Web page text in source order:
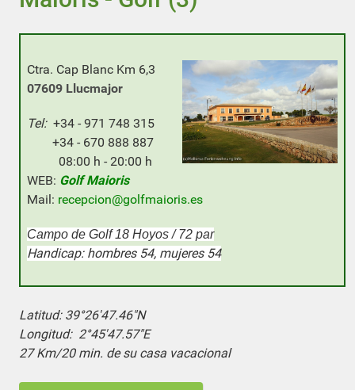
Ctra. Cap Blanc Km 6,3
07609 Llucmajor
Tel: +34 - 971 748 315
+34 - 670 888 887
08:00 h - 20:00 h
WEB: Golf Maioris
Mail: recepcion@golfmaioris.es
Campo de Golf 18 Hoyos / 72 par
Handicap: hombres 54, mujeres 54
Latitud: 39°26'47.46"N
Longitud: 2°45'47.57"E
27 Km/20 min. de su casa vacacional